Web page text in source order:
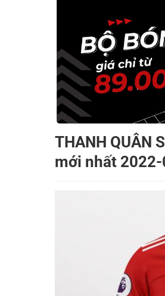
THANH QUÂN
mới nhất